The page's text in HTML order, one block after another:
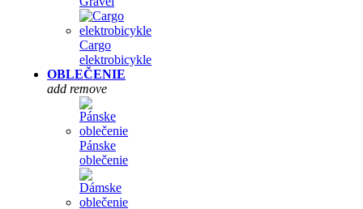
Cargo
elektrobicykle
OBLEČENIE
add remove
Pánske
oblečenie